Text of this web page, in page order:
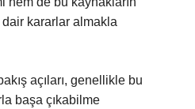
dair kararlar almakla
açıları, genellikle bu
başa çıkabilme